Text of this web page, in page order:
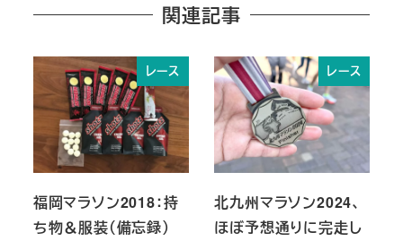
関連記事
レース
福岡マラソン2018：持
ち物＆服装（備忘録）
レース
北九州マラソン2024、
ほぼ予想通りに完走し